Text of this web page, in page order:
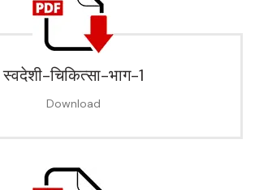
स्वदेशी-चिकित्सा-भाग-1
Download